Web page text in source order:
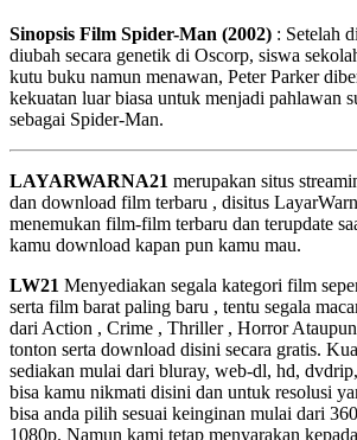
Sinopsis Film Spider-Man (2002) : Setelah
diubah secara genetik di Oscorp, siswa
kutu buku namun menawan, Peter Parker
kekuatan luar biasa untuk menjadi pahlawan
sebagai Spider-Man.
LAYARWARNA21 merupakan situs
dan download film terbaru , disitus
menemukan film-film terbaru dan terupdate
kamu download kapan pun kamu mau.
LW21 Menyediakan segala kategori film
serta film barat paling baru , tentu segala
dari Action , Crime , Thriller , Horror
tonton serta download disini secara gratis.
sediakan mulai dari bluray, web-dl, hd,
bisa kamu nikmati disini dan untuk resolusi
bisa anda pilih sesuai keinginan mulai dari
1080p. Namun kami tetap menyarakan